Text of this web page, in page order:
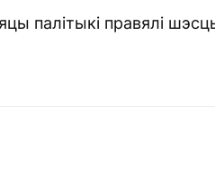
палітыкі правялі